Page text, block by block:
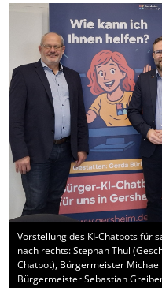
Vorstellung des KI-Chatbots für
nach rechts: Stephan Thul
Chatbot), Bürgermeister
Bürgermeister Sebastian